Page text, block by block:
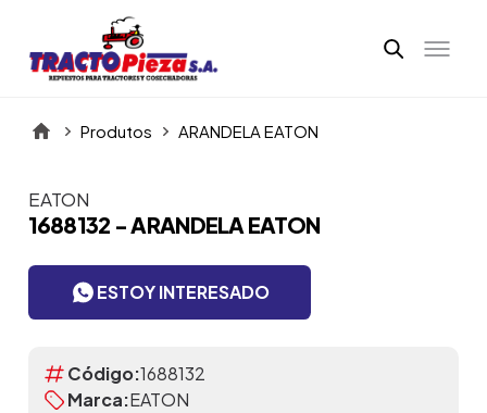
Produtos ARANDELA EATON
Itens da Galeria
EATON
1688132 - ARANDELA EATON
ESTOY INTERESADO
Código:1688132
Marca:EATON